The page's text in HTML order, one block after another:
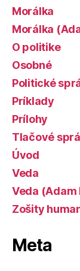
Morálka
Morálka
O politike
Osobné
Politické
Príklady
Prílohy
Tlačové
Úvod
Veda
Veda (Adam
Zošity
Meta